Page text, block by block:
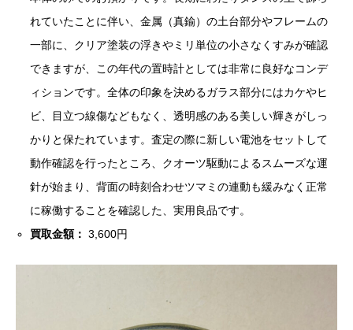
れていたことに伴い、金属（真鍮）の土台部分やフレームの
一部に、クリア塗装の浮きやミリ単位の小さなくすみが確認
できますが、この年代の置時計としては非常に良好なコンデ
ィションです。全体の印象を決めるガラス部分にはカケやヒ
ビ、目立つ線傷などもなく、透明感のある美しい輝きがしっ
かりと保たれています。査定の際に新しい電池をセットして
動作確認を行ったところ、クオーツ駆動によるスムーズな運
針が始まり、背面の時刻合わせツマミの連動も緩みなく正常
に稼働することを確認した、実用良品です。
買取金額： 3,600円